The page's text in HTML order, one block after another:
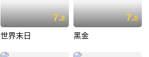
7.8
世界末日
7.8
黑金